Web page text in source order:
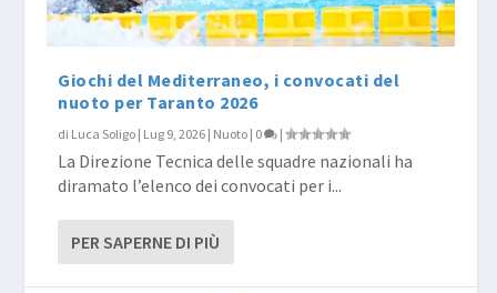
Giochi del Mediterraneo, i convocati del
nuoto per Taranto 2026
di Luca Soligo | Lug 9, 2026 | Nuoto | 0 |
La Direzione Tecnica delle squadre nazionali ha
diramato l’elenco dei convocati per i...
PER SAPERNE DI PIÙ